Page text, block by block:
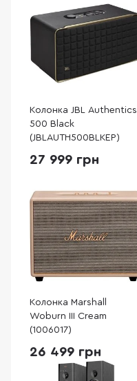
Колонка JBL Authentics
500 Black
(JBLAUTH500BLKEP)
27 999 грн
Колонка Marshall
Woburn III Cream
(1006017)
26 499 грн